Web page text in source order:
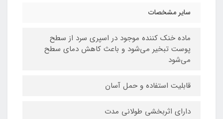
سایر مشخصات
ماده خنک کننده موجود در اسپری سرد از سطح
پوست تبخیر می‌شود و باعث کاهش دمای سطح
می‌شود
قابلیت استفاده و حمل آسان
دارای اثربخشی طولانی مدت